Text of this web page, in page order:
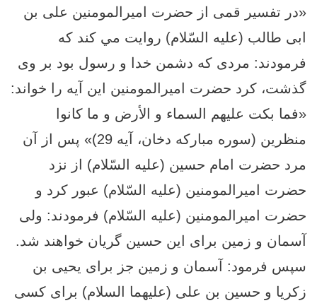
«در تفسير قمی از حضرت امیرالمومنین على بن
ابى طالب (علیه السّلام) روايت مي كند كه
فرمودند: مردى كه دشمن خدا و رسول بود بر وى
گذشت، كرد حضرت اميرالمومنین اين آيه را خواند:
«فما بكت عليهم السماء و الأرض و ما كانوا
منظرين (سوره مبارکه دخان، آیه 29)» پس از آن
مرد حضرت امام حسین (علیه السّلام) از نزد
حضرت امیرالمومنین (علیه السّلام) عبور كرد و
حضرت امیرالمومنین (علیه السّلام) فرمودند: ولى
آسمان و زمين براى اين حسين گريان خواهند شد.
سپس فرمود: آسمان و زمين جز براى يحيى بن
زكريا و حسين بن على (عليهما السلام) براى كسى